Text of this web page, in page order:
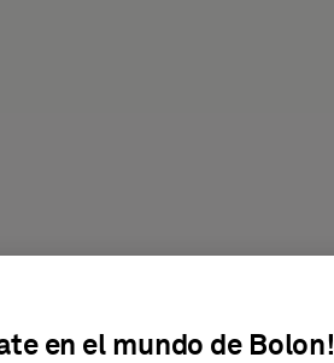
en el mundo de Bolon!